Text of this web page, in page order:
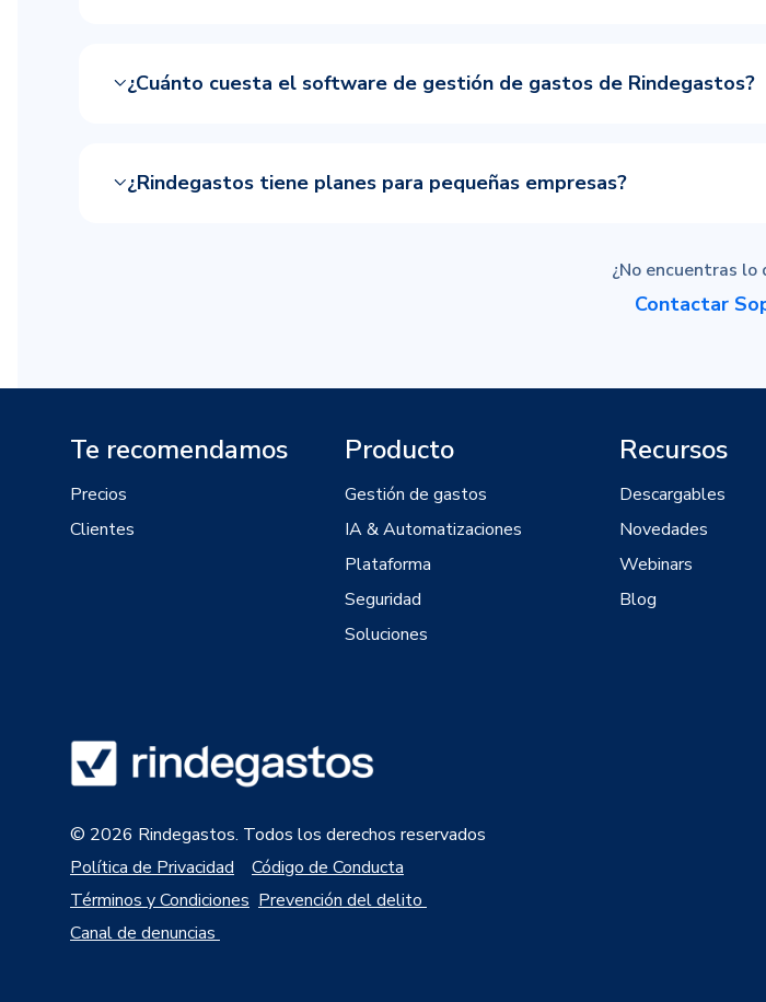
¿Cuánto cuesta el software de gestión de gastos de Rindegastos?
¿Rindegastos tiene planes para pequeñas empresas?
¿No encuentras lo
Contactar
Te recomendamos
Precios
Clientes
Producto
Gestión de gastos
IA & Automatizaciones
Plataforma
Seguridad
Soluciones
Recursos
Descargables
Novedades
Webinars
Blog
© 2026 Rindegastos. Todos los derechos reservados
Política de Privacidad
Código de Conducta
Términos y Condiciones Prevención del delito
Canal de denuncias